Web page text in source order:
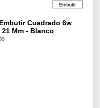
Cuadrado 6w
21 Mm - Blanco